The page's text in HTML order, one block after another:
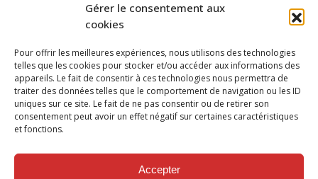
Gérer le consentement aux
cookies
Pour offrir les meilleures expériences, nous utilisons des technologies
telles que les cookies pour stocker et/ou accéder aux informations des
appareils. Le fait de consentir à ces technologies nous permettra de
traiter des données telles que le comportement de navigation ou les ID
uniques sur ce site. Le fait de ne pas consentir ou de retirer son
consentement peut avoir un effet négatif sur certaines caractéristiques
et fonctions.
Accepter